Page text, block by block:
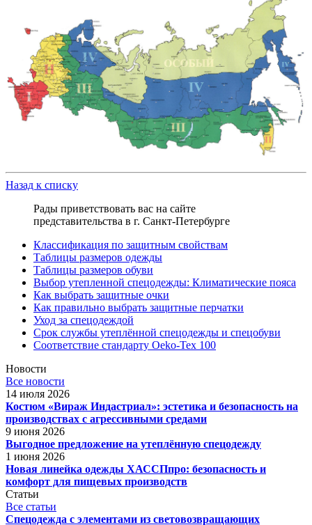
Назад к списку
Рады приветствовать вас на сайте
представительства в г. Санкт-Петербурге
Классификация по защитным свойствам
Таблицы размеров одежды
Таблицы размеров обуви
Выбор утепленной спецодежды: Климатические пояса
Как выбрать защитные очки
Как правильно выбрать защитные перчатки
Уход за спецодеждой
Срок службы утеплённой спецодежды и спецобуви
Соответствие стандарту Oeko-Tex 100
Новости
Все новости
14 июля 2026
Костюм «Вираж Индастриал»: эстетика и безопасность на
производствах с агрессивными средами
9 июня 2026
Выгодное предложение на утеплённую спецодежду
1 июня 2026
Новая линейка одежды ХАССПпро: безопасность и
комфорт для пищевых производств
Статьи
Все статьи
Спецодежда с элементами из световозвращающих